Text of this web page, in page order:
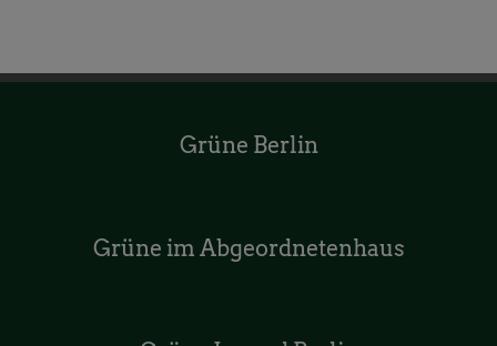
Grüne Berlin
Grüne im Abgeordnetenhaus